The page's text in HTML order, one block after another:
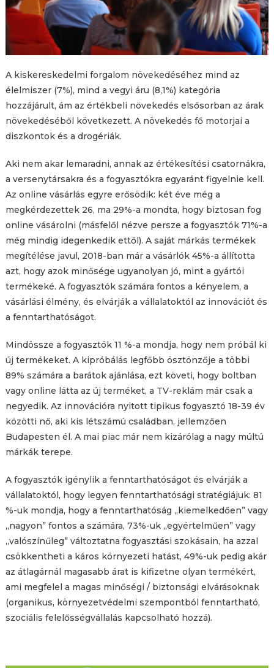
A kiskereskedelmi forgalom növekedéséhez mind az
élelmiszer (7%), mind a vegyi áru (8,1%) kategória
hozzájárult, ám az értékbeli növekedés elsősorban az árak
növekedéséből következett. A növekedés fő motorjai a
diszkontok és a drogériák.
Aki nem akar lemaradni, annak az értékesítési csatornákra,
a versenytársakra és a fogyasztókra egyaránt figyelnie kell.
Az online vásárlás egyre erősödik: két éve még a
megkérdezettek 26, ma 29%-a mondta, hogy biztosan fog
online vásárolni (másfelől nézve persze a fogyasztók 71%-a
még mindig idegenkedik ettől). A saját márkás termékek
megítélése javul, 2018-ban már a vásárlók 45%-a állította
azt, hogy azok minősége ugyanolyan jó, mint a gyártói
termékeké. A fogyasztók számára fontos a kényelem, a
vásárlási élmény, és elvárják a vállalatoktól az innovációt és
a fenntarthatóságot.
Mindössze a fogyasztók 11 %-a mondja, hogy nem próbál ki
új termékeket. A kipróbálás legfőbb ösztönzője a többi
89% számára a barátok ajánlása, ezt követi, hogy boltban
vagy online látta az új terméket, a TV-reklám már csak a
negyedik. Az innovációra nyitott tipikus fogyasztó 18-39 év
közötti nő, aki kis létszámú családban, jellemzően
Budapesten él. A mai piac már nem kizárólag a nagy múltú
márkák terepe.
A fogyasztók igénylik a fenntarthatóságot és elvárják a
vállalatoktól, hogy legyen fenntarthatósági stratégiájuk: 81
%-uk mondja, hogy a fenntarthatóság „kiemelkedően” vagy
„nagyon” fontos a számára, 73%-uk „egyértelműen” vagy
„valószínűleg” változtatna fogyasztási szokásain, ha azzal
csökkentheti a káros környezeti hatást, 49%-uk pedig akár
az átlagárnál magasabb árat is kifizetne olyan termékért,
ami megfelel a magas minőségi / biztonsági elvárásoknak
(organikus, környezetvédelmi szempontból fenntartható,
szociális felelősségvállalás kapcsolható hozzá).